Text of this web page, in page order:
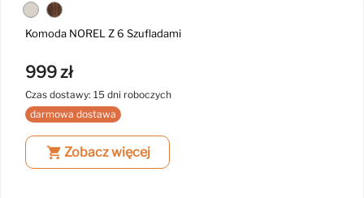
Komoda NOREL Z 6 Szufladami
999 zł
Czas dostawy: 15 dni roboczych
darmowa dostawa
shopping_cart Zobacz więcej